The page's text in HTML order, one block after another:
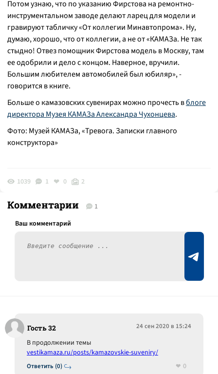
Потом узнаю, что по указанию Фирстова на ремонтно-
инструментальном заводе делают ларец для модели и
гравируют табличку «От коллегии Минавтопрома». Ну,
думаю, хорошо, что от коллегии, а не от «КАМАЗа. Не так
стыдно! Отвез помощник Фирстова модель в Москву, там
ее одобрили и дело с концом. Наверное, вручили.
Большим любителем автомобилей был юбиляр», -
говорится в книге.
Больше о камазовских сувенирах можно прочесть вблоге
директора Музея КАМАЗа Александра Чухонцева.
Фото: Музей КАМАЗа, «Тревога. Записки главного
конструктора»
1039 1 0 2
Комментарии 1
Гость 32 24 сен 2020 в 15:24
Ответить (0)
В продолжении темы
vestikamaza.ru/posts/kamazovskie-suveniry/
0